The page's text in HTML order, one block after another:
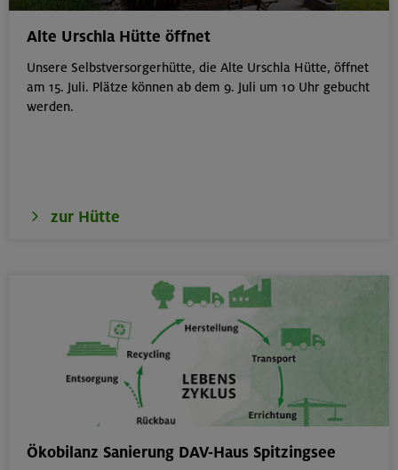
München
19.08.26
Hohe Gipfel in der wilden Texelgruppe
Ötztaler Alpen
Alte Urschla Hütte öffnet
Unsere Selbstversorgerhütte, die Alte Urschla Hütte, öffnet
am 15. Juli. Plätze können ab dem 9. Juli um 10 Uhr gebucht
werden.
zur Hütte
Ökobilanz Sanierung DAV-Haus Spitzingsee